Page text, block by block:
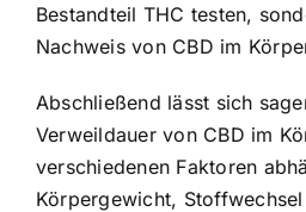
Bestandteil THC testen,
Nachweis von CBD im
Abschließend lässt sich
Verweildauer von CBD im
verschiedenen Faktoren
Körpergewicht,